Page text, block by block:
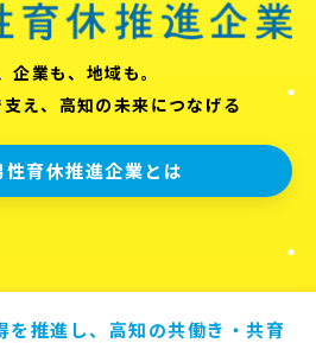
企業も、地域も。
え、高知の未来につなげる
性育休推進企業とは
を推進し、高知の共働き・共育